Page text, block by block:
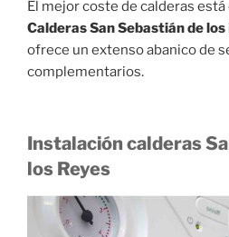
El mejor coste de calderas está
Calderas San Sebastián de los
ofrece un extenso abanico de
complementarios.
Instalación calderas
los Reyes